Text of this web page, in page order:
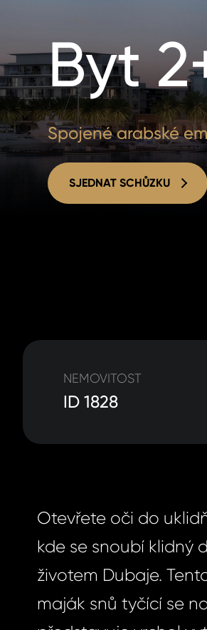
Byt
Spojené arabské
SJEDNAT SCHŮZKU
NEMOVITOST
ID 1828
Otevřete oči do
kde se snoubí klidný
životem Dubaje.
maják snů tyčící se